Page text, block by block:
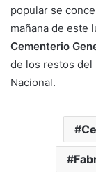
popular se
mañana de este
Cementerio
de los restos del
Nacional.